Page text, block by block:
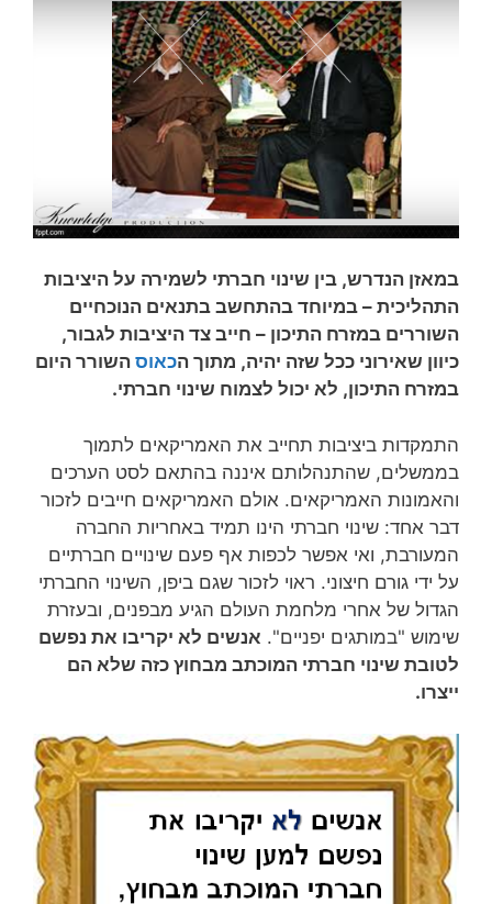
במאזן הנדרש, בין שינוי חברתי לשמירה על היציבות
התהליכית – במיוחד בהתחשב בתנאים הנוכחיים
השוררים במזרח התיכון – חייב צד היציבות לגבור,
כיוון שאירוני ככל שזה יהיה, מתוך הכאוס השורר היום
במזרח התיכון, לא יכול לצמוח שינוי חברתי.
התמקדות ביציבות תחייב את האמריקאים לתמוך
בממשלים, שהתנהלותם איננה בהתאם לסט הערכים
והאמונות האמריקאים. אולם האמריקאים חייבים לזכור
דבר אחד: שינוי חברתי הינו תמיד באחריות החברה
המעורבת, ואי אפשר לכפות אף פעם שינויים חברתיים
על ידי גורם חיצוני. ראוי לזכור שגם ביפן, השינוי החברתי
הגדול של אחרי מלחמת העולם הגיע מבפנים, ובעזרת
שימוש "במותגים יפניים". אנשים לא יקריבו את נפשם
לטובת שינוי חברתי המוכתב מבחוץ כזה שלא הם
ייצרו.